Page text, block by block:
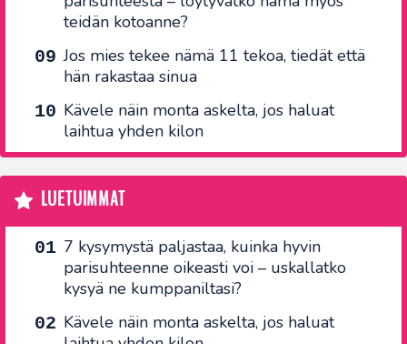
teidän kotoanne?
Jos mies tekee nämä 11 tekoa, tiedät että
hän rakastaa sinua
Kävele näin monta askelta, jos haluat
laihtua yhden kilon
LUETUIMMAT
7 kysymystä paljastaa, kuinka hyvin
parisuhteenne oikeasti voi – uskallatko
kysyä ne kumppaniltasi?
Kävele näin monta askelta, jos haluat